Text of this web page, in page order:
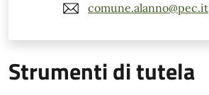
comune.alanno@pec.it
Strumenti di tutela